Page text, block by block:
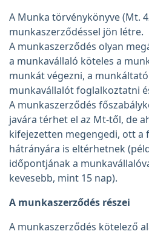
A Munka törvénykönyve (Mt.
munkaszerződéssel jön létre.
A munkaszerződés olyan
a munkavállaló köteles a
munkát végezni, a
munkavállalót foglalkoztatni
A munkaszerződés
javára térhet el az Mt-től, de
kifejezetten megengedi, ott a
hátrányára is eltérhetnek
időpontjának a
kevesebb, mint 15 nap).
A munkaszerződés részei
A munkaszerződés kötelező